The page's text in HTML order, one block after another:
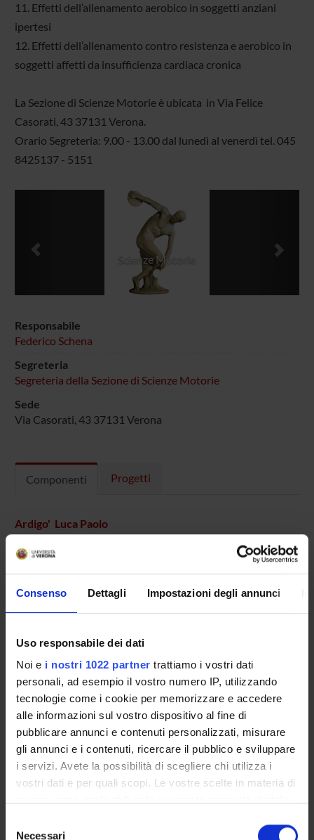
Consenso Dettagli Impostazioni degli annunci
Uso responsabile dei dati
Noi e i nostri 1022 partner trattiamo i vostri dati
personali, ad esempio il vostro numero IP, utilizzando
tecnologie come i cookie per memorizzare e accedere
alle informazioni sul vostro dispositivo al fine di
pubblicare annunci e contenuti personalizzati, misurare
gli annunci e i contenuti, ricercare il pubblico e sviluppare
i servizi. Avete la possibilità di scegliere chi utilizza i
vostri dati e per quali scopi. Le vostre scelte in materia di
modificare o revocare il proprio consenso in qualsiasi
Necessari
11. Effetti dell’allenamento aerobico in soggetti anziani
ipertesi
12. Effetti dell’allenamento contro resistenza e aerobico in
soggetti affetti da insufficienza cardiaca cronica
La Sezione di Scienze Motorie è ubicata in Via Felice
Casorati, 43 37131 Verona.
Orario Segreteria: 9.00 - 13.00 dal lunedì al venerdì tel. 045
8425137 - 5151
Scienze Motorie
Responsabile
Federico Schena
Segreteria
Segreteria della Sezione di Scienze Motorie
Sede
Via Casorati, 43 37131 Verona
Componenti Progetti
Ardigo' Luca Paolo
Professore associato
Baschirotto Claudia
Dottorando
Professore associato
Bigardi Sara
Biino Valentina
Professore associato
Bottari Alberto
Dottorando
Brustio Paolo Riccardo
Professore di altro ateneo